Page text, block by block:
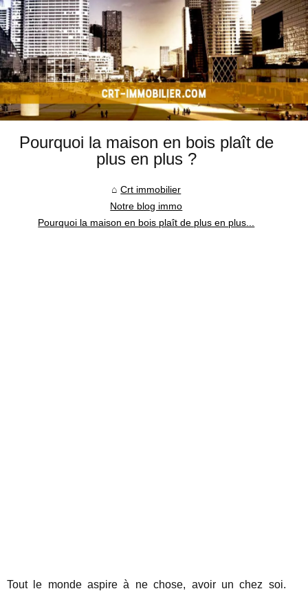
Pourquoi la maison en bois plaît de
plus en plus ?
Crt immobilier
Notre blog immo
Pourquoi la maison en bois plaît de plus en plus...
Tout le monde aspire à ne chose, avoir un chez soi.